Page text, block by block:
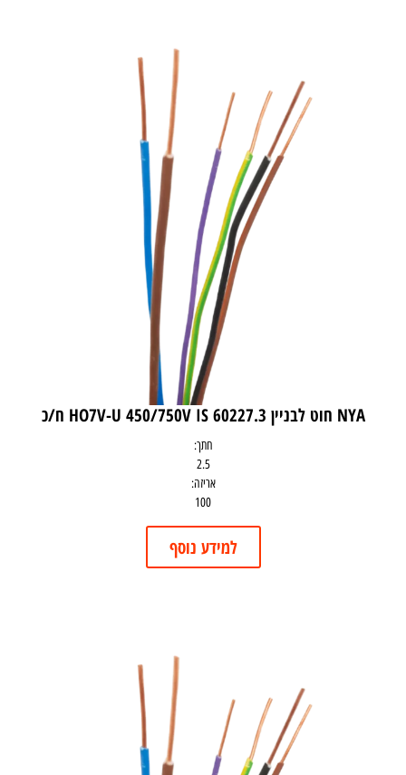
NYA חוט לבניין HO7V-U 450/750V IS 60227.3 ח/כ
חתך:
2.5
אריזה:
100
למידע נוסף